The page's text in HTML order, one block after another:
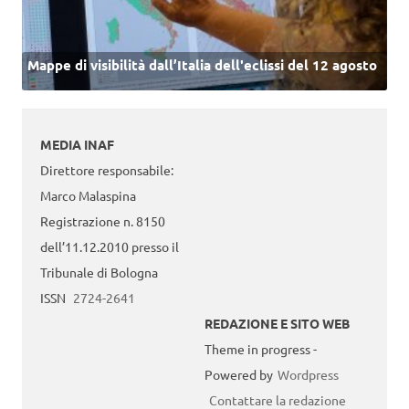
Mappe di visibilità dall’Italia dell'eclissi del 12 agosto
MEDIA INAF
Direttore responsabile:
Marco Malaspina
Registrazione n. 8150
dell’11.12.2010 presso il
Tribunale di Bologna
ISSN 2724-2641
REDAZIONE E SITO WEB
Theme in progress -
Powered by Wordpress
Contattare la redazione